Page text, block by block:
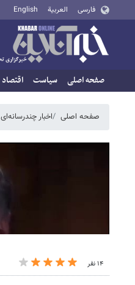
فارسی العربية English
صفحه اصلی سیاست اقتصاد
صفحه اصلی اخبار چندرسانه‌ای
۱۴ نفر